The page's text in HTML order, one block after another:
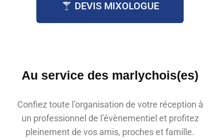
DEVIS MIXOLOGUE
Au service des marlychois(es)
Confiez toute l’organisation de votre réception à
un professionnel de l’évènementiel et profitez
pleinement de vos amis, proches et famille.